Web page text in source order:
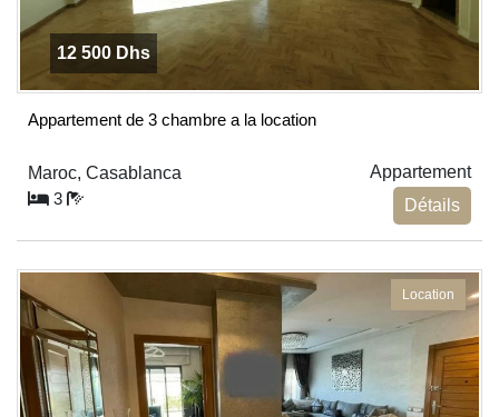
12 500 Dhs
Appartement de 3 chambre a la location
Maroc, Casablanca
Appartement
3
Détails
Location